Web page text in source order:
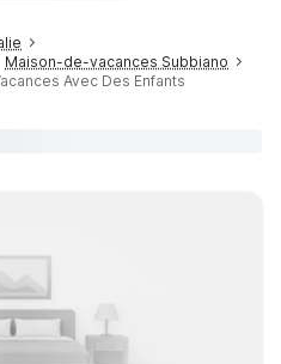
Maison-de-vacances Subbiano
Avec Des Enfants